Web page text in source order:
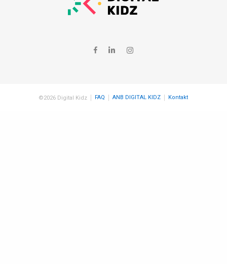
©2026 Digital Kidz FAQ ANB DIGITAL KIDZ Kontakt